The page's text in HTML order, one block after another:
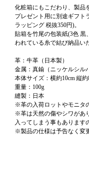
化粧箱にもこだわり、製品
プレゼント用に別途ギフト
ラッピング 税抜350円)。
貼箱を竹尾の包装紙(3色 黒
われている糸で結び納品い
革：牛革（日本製）
金属：真鍮（ニッケルシル
本体サイズ：横約10cm 縦約
重量：100g
縫製：日本
※革の入荷ロットやモニタ
※革は天然の傷やシワがあ
入ってしまう事もあります
※製品の仕様は予告なく変